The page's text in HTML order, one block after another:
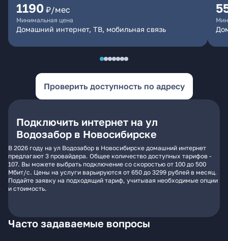
1190 ₽/мес
Минимальная цена
Домашний интернет, ТВ, мобильная связь
Проверить доступность по адресу
Подключить интернет на ул
Водозабор в Новосибирске
В 2026 году на ул Водозабор в Новосибирске домашний интернет
предлагают 3 провайдера. Общее количество доступных тарифов -
107. Вы можете выбрать подключение со скоростью от 100 до 500
Мбит/с. Цены на услуги варьируются от 650 до 3299 рублей в месяц.
Подайте заявку на подходящий тариф, учитывая необходимые опции
и стоимость.
Часто задаваемые вопросы